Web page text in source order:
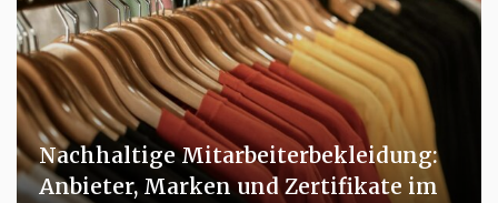
Nachhaltige Mitarbeiterbekleidung:
Anbieter, Marken und Zertifikate im